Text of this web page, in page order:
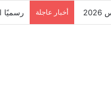
أخبار عاجلة رسميًا